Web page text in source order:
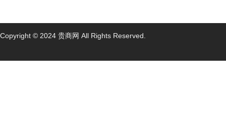
Copyright © 2024 贵商网 All Rights Reserved.